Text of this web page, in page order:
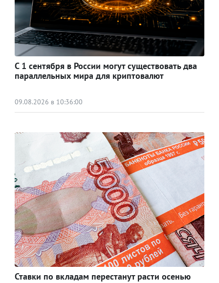
С 1 сентября в России могут существовать два
параллельных мира для криптовалют
09.08.2026 в 10:36:00
Ставки по вкладам перестанут расти осенью